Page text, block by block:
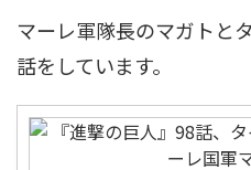
マーレ軍隊長のマガトと
話をしています。